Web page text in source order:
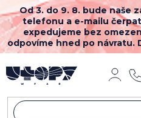
Přejít
na
obsah
Od 3. do 9. 8. bude naše
telefonu a e-mailu
expedujeme bez
odpovíme hned po návratu.